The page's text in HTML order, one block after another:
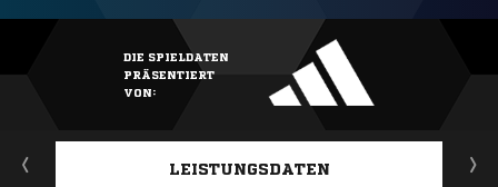
DIE SPIELDATEN
PRÄSENTIERT
VON:
LEISTUNGSDATEN